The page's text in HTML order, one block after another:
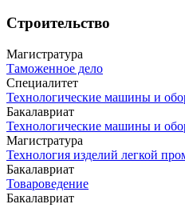
Строительство
Магистратура
Таможенное дело
Специалитет
Технологические машины и
Бакалавриат
Технологические машины и
Магистратура
Технология изделий легкой
Бакалавриат
Товароведение
Бакалавриат